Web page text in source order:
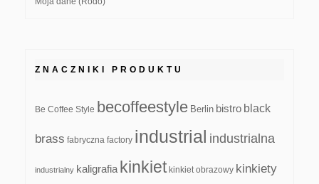
ZNACZNIKI PRODUKTU
Be Coffee Style becoffeestyle Berlin bistro black
brass fabryczna factory industrial industrialna
industrialny kaligrafia kinkiet kinkiet obrazowy kinkiety